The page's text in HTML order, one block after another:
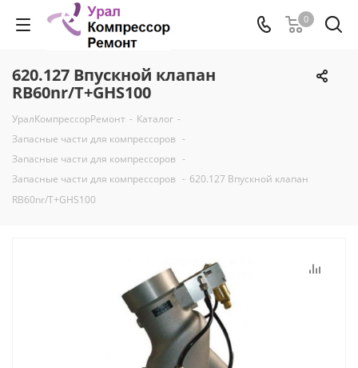
0
620.127 Впускной клапан
RB60nr/T+GHS100
УралКомпрессорРемонт - Каталог -
Запасные части для компрессоров -
Запасные части для компрессоров -
Запасные части для компрессоров - 620.127 Впускной клапан
RB60nr/T+GHS100